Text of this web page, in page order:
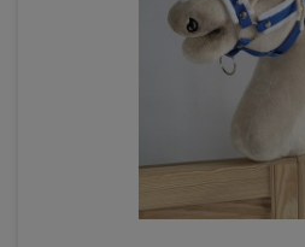
DO KOSZYKA